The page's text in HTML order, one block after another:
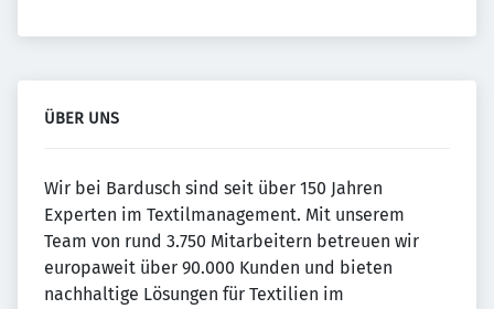
ÜBER UNS
Wir bei Bardusch sind seit über 150 Jahren
Experten im Textilmanagement. Mit unserem
Team von rund 3.750 Mitarbeitern betreuen wir
europaweit über 90.000 Kunden und bieten
nachhaltige Lösungen für Textilien im